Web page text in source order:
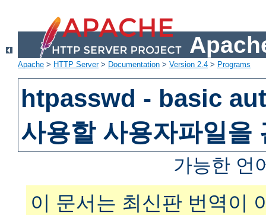
Apache > HTTP Server> Documentation > Version 2.4 > Programs
htpasswd - basic
사용할 사용자파일을
가능한 언
이 문서는 최신판 번역이